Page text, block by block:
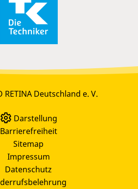
RETINA Deutschland e. V.
Darstellung
Barrierefreiheit
Sitemap
Impressum
Datenschutz